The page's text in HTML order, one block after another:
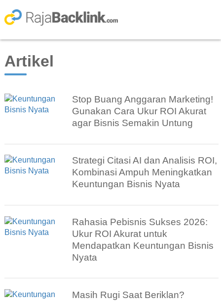
Artikel
Stop Buang Anggaran Marketing!
Gunakan Cara Ukur ROI Akurat
agar Bisnis Semakin Untung
Strategi Citasi AI dan Analisis ROI,
Kombinasi Ampuh Meningkatkan
Keuntungan Bisnis Nyata
Rahasia Pebisnis Sukses 2026:
Ukur ROI Akurat untuk
Mendapatkan Keuntungan Bisnis
Nyata
Masih Rugi Saat Beriklan?